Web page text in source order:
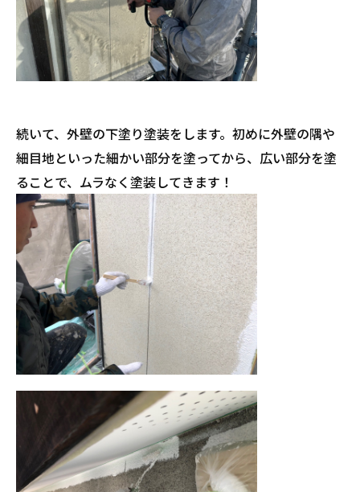
続いて、外壁の下塗り塗装をします。初めに外壁の隅や
細目地といった細かい部分を塗ってから、広い部分を塗
ることで、ムラなく塗装してきます！